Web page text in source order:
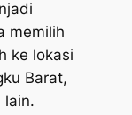
memilih
ke lokasi
Barat,
lain.